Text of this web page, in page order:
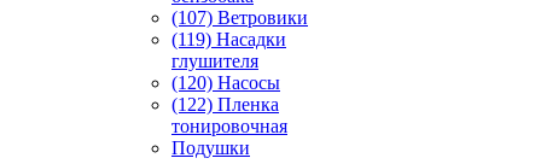
(107) Ветровики
(119) Насадки
глушителя
(120) Насосы
(122) Пленка
тонировочная
Подушки